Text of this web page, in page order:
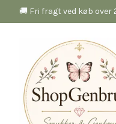
🚚 Fri fragt ved køb